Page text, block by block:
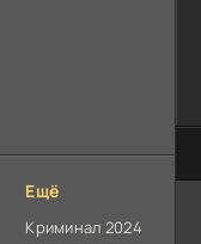
Ещё
Криминал 2024
100